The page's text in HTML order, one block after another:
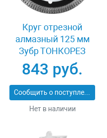
Круг отрезной
алмазный 125 мм
Зубр ТОНКОРЕЗ
36659-125_z01
843 руб.
Сообщить о поступлении
Нет в наличии